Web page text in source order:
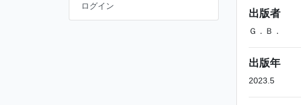
ログイン
出版者
Ｇ．Ｂ．
出版年
2023.5